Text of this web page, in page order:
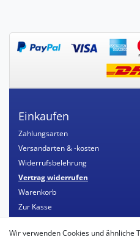
Einkaufen
Zahlungsarten
Versandarten & -kosten
Widerrufsbelehrung
Vertrag widerrufen
Warenkorb
Zur Kasse
Mein Konto
Wir verwenden Cookies und ähnliche